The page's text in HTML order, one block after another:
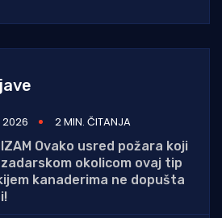
2026
2 MIN. ČITANJA
Ovako usred požara koji
okolicom ovaj tip
kanaderima ne dopušta